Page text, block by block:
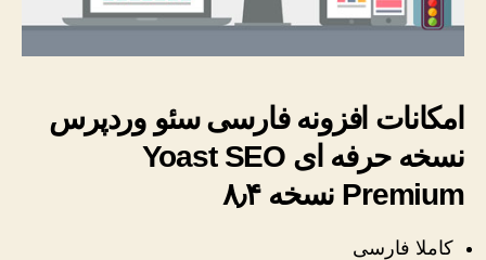
امکانات افزونه فارسی سئو وردپرس
نسخه حرفه ای Yoast SEO
Premium نسخه ۸٫۴
کاملا فارسی